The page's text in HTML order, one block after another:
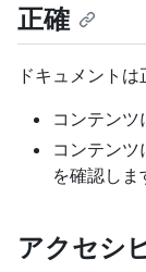
正確
ドキュメントは
コンテンツ
コンテンツ
を確認しま
アクセシ